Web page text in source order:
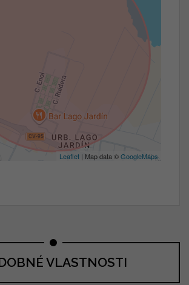
Leaflet | Map data ©GoogleMaps
VLASTNOSTI